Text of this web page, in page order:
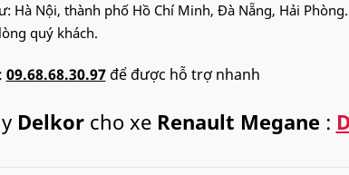
Hà Nội, thành phố Hồ Chí Minh, Đà Nẵng, Hải
quý khách.
09.68.68.30.97để được hỗ trợ nhanh
Delkorcho xe Renault Megane :